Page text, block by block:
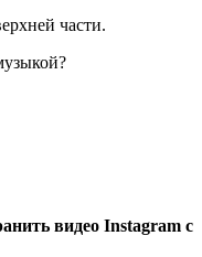
части.
видео Instagram с